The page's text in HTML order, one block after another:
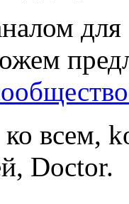
всем,
Doctor.